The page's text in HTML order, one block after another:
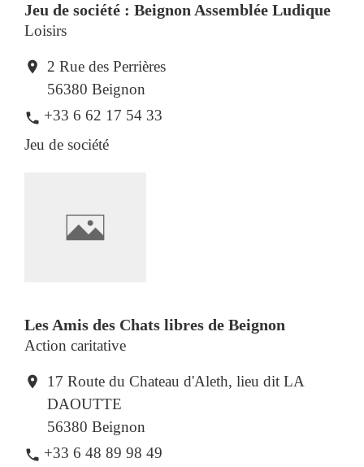
Jeu de société : Beignon Assemblée Ludique
Loisirs
location_on 2 Rue des Perrières
56380 Beignon
phone +33 6 62 17 54 33
Jeu de société
Les Amis des Chats libres de Beignon
Action caritative
location_on
17 Route du Chateau d'Aleth, lieu dit LA
DAOUTTE
56380 Beignon
phone +33 6 48 89 98 49